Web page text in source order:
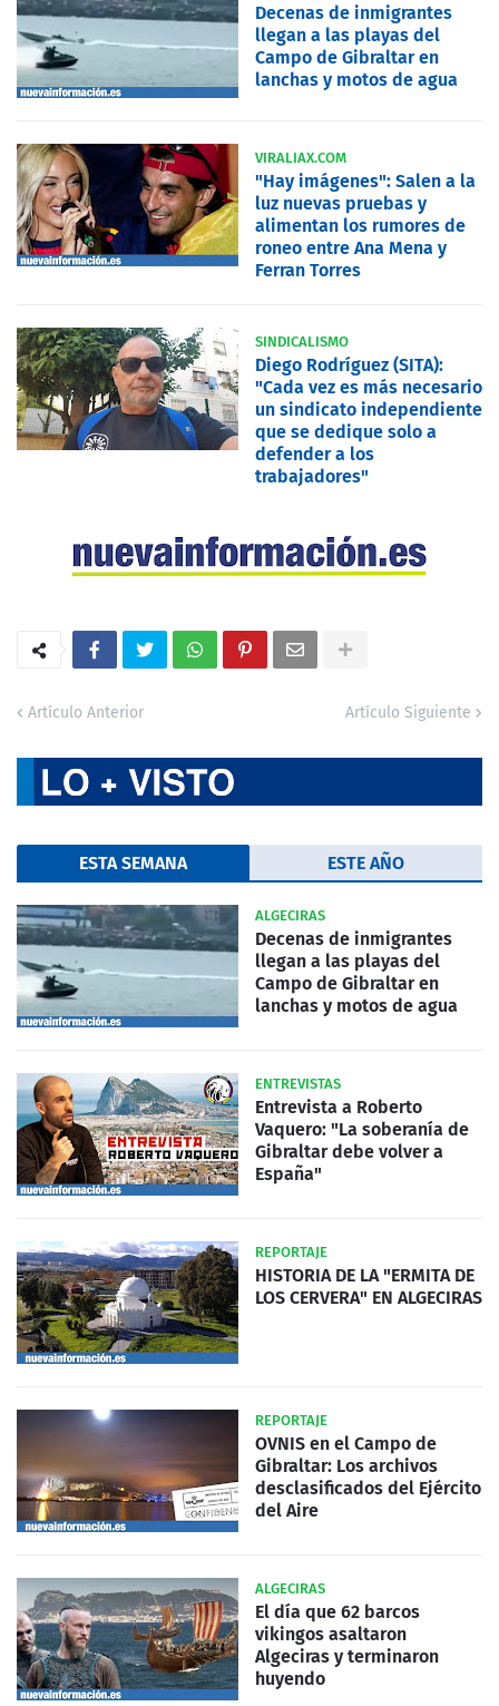
Decenas de inmigrantes
llegan a las playas del
Campo de Gibraltar en
lanchas y motos de agua
VIRALIAX.COM
"Hay imágenes": Salen a la
luz nuevas pruebas y
alimentan los rumores de
roneo entre Ana Mena y
Ferran Torres
SINDICALISMO
Diego Rodríguez (SITA):
"Cada vez es más necesario
un sindicato independiente
que se dedique solo a
defender a los
trabajadores"
Artículo Anterior Artículo Siguiente
ESTA SEMANA ESTE AÑO
ALGECIRAS
Decenas de inmigrantes
llegan a las playas del
Campo de Gibraltar en
lanchas y motos de agua
ENTREVISTAS
Entrevista a Roberto
Vaquero: "La soberanía de
Gibraltar debe volver a
España"
REPORTAJE
HISTORIA DE LA "ERMITA DE
LOS CERVERA" EN ALGECIRAS
REPORTAJE
OVNIS en el Campo de
Gibraltar: Los archivos
desclasificados del Ejército
del Aire
ALGECIRAS
El día que 62 barcos
vikingos asaltaron
Algeciras y terminaron
huyendo